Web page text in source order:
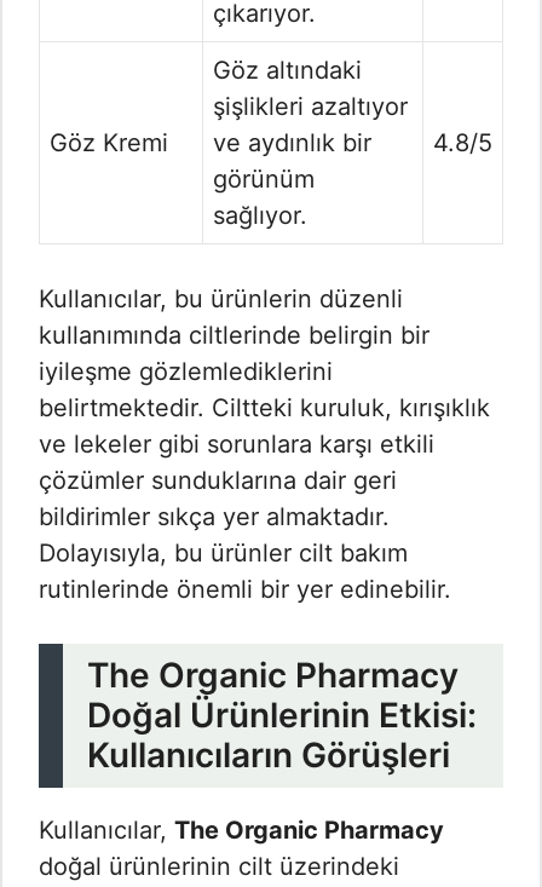
çıkarıyor.
Göz Kremi
Göz altındaki
şişlikleri azaltıyor
ve aydınlık bir
görünüm
sağlıyor.
4.8/5
Kullanıcılar, bu ürünlerin düzenli
kullanımında ciltlerinde belirgin bir
iyileşme gözlemlediklerini
belirtmektedir. Ciltteki kuruluk, kırışıklık
ve lekeler gibi sorunlara karşı etkili
çözümler sunduklarına dair geri
bildirimler sıkça yer almaktadır.
Dolayısıyla, bu ürünler cilt bakım
rutinlerinde önemli bir yer edinebilir.
The Organic Pharmacy
Doğal Ürünlerinin Etkisi:
Kullanıcıların Görüşleri
Kullanıcılar, The Organic Pharmacy
doğal ürünlerinin cilt üzerindeki